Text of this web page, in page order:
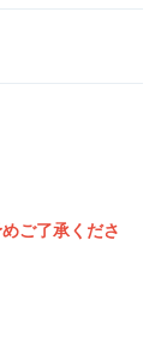
ご了承くださ